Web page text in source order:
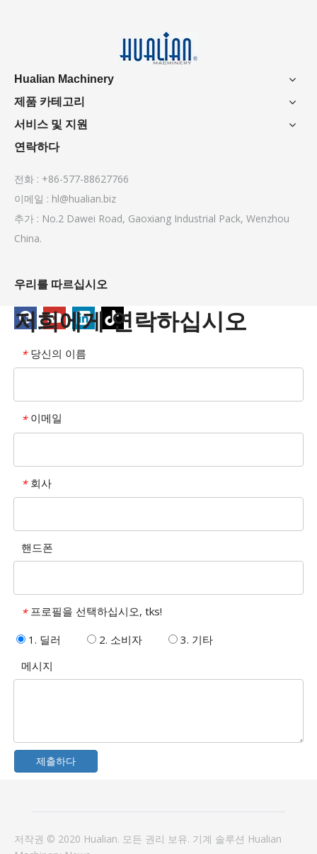
Hualian Machinery
제품 카테고리
서비스 및 지원
연락하다
전화 : +86-577-88627766
이메일 : hl@hualian.biz
추가 : No.2 Dawei Road, Gaoxiang Industrial Pack, Wenzhou
China.
우리를 따르십시오
저희에게 연락하십시오
* 당신의 이름
* 이메일
* 회사
핸드폰
* 프로필을 선택하십시오, tks!
1. 딜러
2. 소비자
3. 기타
메시지
제출하다
저작권 © 2020 Hualian. 모든 권리 보유. 기계 솔루션 Hualian